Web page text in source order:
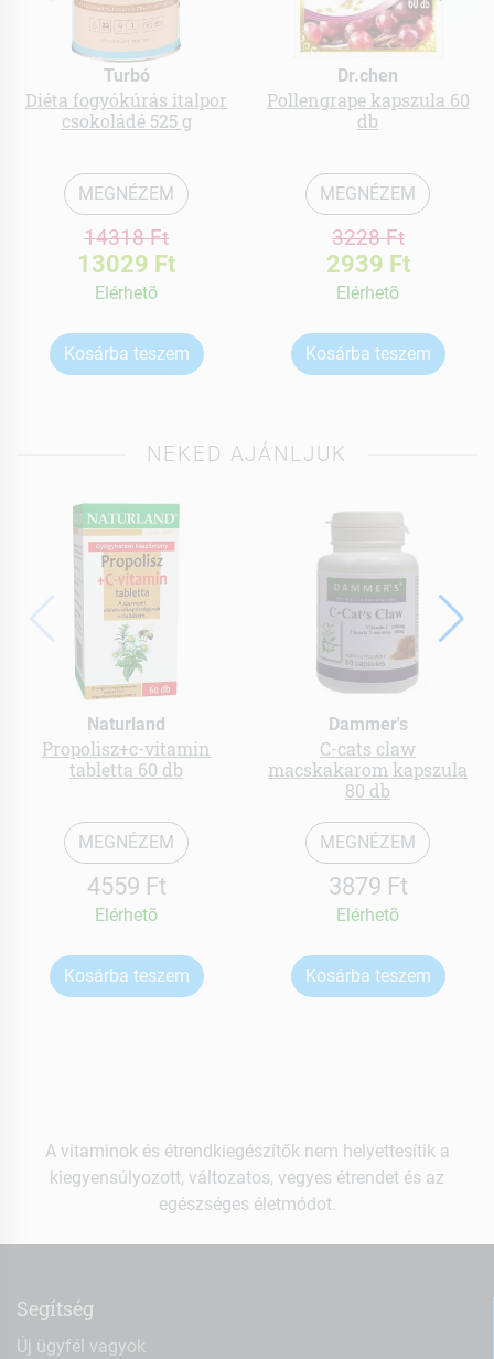
Turbó
Diéta fogyókúrás italpor
csokoládé 525 g
MEGNÉZEM
14318 Ft
13029 Ft
Elérhetõ
Kosárba teszem
Dr.chen
Pollengrape kapszula 60
db
MEGNÉZEM
3228 Ft
2939 Ft
Elérhetõ
Kosárba teszem
NEKED AJÁNLJUK
Naturland
Propolisz+c-vitamin
tabletta 60 db
MEGNÉZEM
4559 Ft
Elérhetõ
Kosárba teszem
Dammer's
C-cats claw
macskakarom kapszula
80 db
MEGNÉZEM
3879 Ft
Elérhetõ
Kosárba teszem
A vitaminok és étrendkiegészítők nem helyettesítik a
kiegyensúlyozott, változatos, vegyes étrendet és az
egészséges életmódot.
Segítség
Új ügyfél vagyok